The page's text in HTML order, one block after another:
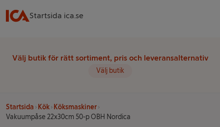
Startsida ica.se
Välj butik för rätt sortiment, pris och leveransalternativ
Välj butik
Startsida Kök
Köksmaskiner
Vakuumpåse 22x30cm 50-p OBH Nordica